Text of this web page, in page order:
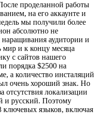
проделанной работы
на его аккаунте и
мы получили более
абсолютно не
аудитории и
мир и к концу месяца
с сайтов нашего
порядка $2500 на
а количество инсталяций
очень хороший знак. Но
отсутствия локализации
и русский. Поэтому
ключевых языков, включая